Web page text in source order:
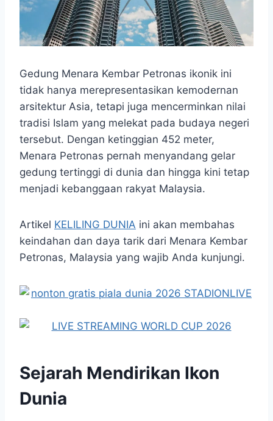
Gedung Menara Kembar Petronas ikonik ini
tidak hanya merepresentasikan kemodernan
arsitektur Asia, tetapi juga mencerminkan nilai
tradisi Islam yang melekat pada budaya negeri
tersebut. Dengan ketinggian 452 meter,
Menara Petronas pernah menyandang gelar
gedung tertinggi di dunia dan hingga kini tetap
menjadi kebanggaan rakyat Malaysia.
Artikel KELILING DUNIA ini akan membahas
keindahan dan daya tarik dari Menara Kembar
Petronas, Malaysia yang wajib Anda kunjungi.
Sejarah Mendirikan Ikon
Dunia